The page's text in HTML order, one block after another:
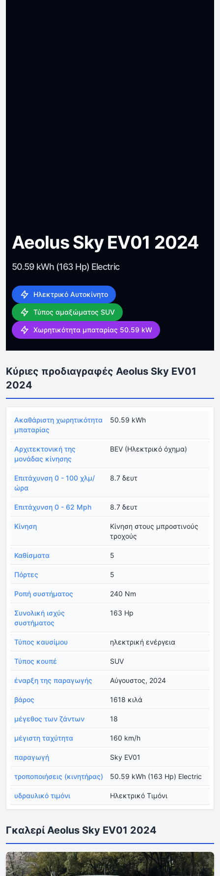
Aeolus Sky EV01 2024
50.59 kWh (163 Hp) Electric
Ηλεκτρικό Αυτοκίνητο
Τύπος αμαξώματος SUV
Χωρητικότητα μπαταρίας 50.59 kW
Κύριες προδιαγραφές Aeolus Sky EV01
2024
Ακαθάριστη χωρητικότητα
μπαταρίας
50.59 kWh
Αρχιτεκτονική της
μονάδας κίνησης
BEV (Ηλεκτρικό όχημα)
Επιτάχυνση 0 - 100 χλμ/
ώρα
8.7 δευτ
Επιτάχυνση 0 - 62 Mph 8.7 δευτ
Κίνηση
Κίνηση στους μπροστινούς
τροχούς
Καθίσματα 5
Πόρτες 5
Ροπή συστήματος 240 Nm
Συνολική ισχύς
συστήματος
163 Hp
Τύπος καυσίμου ηλεκτρική ενέργεια
Τύπος κουπέ SUV
έναρξη της παραγωγής Αύγουστος, 2024
βάρος 1618 κιλά
μέγεθος των ζάντων 18
μέγιστη ταχύτητα 160 km/h
παραγωγή Sky EV01
τροποποιήσεις (κινητήρας) 50.59 kWh (163 Hp) Electric
υδραυλικό τιμόνι Ηλεκτρικό Τιμόνι
Γκαλερί Aeolus Sky EV01 2024